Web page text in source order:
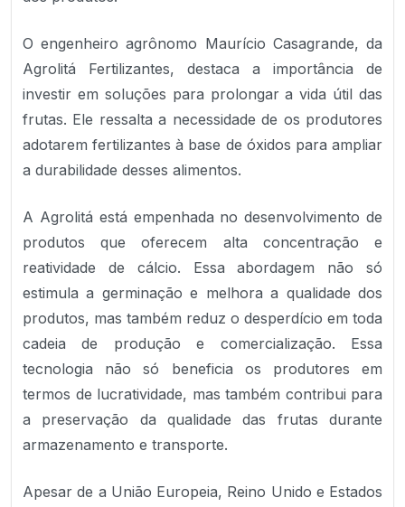
O engenheiro agrônomo Maurício Casagrande, da
Agrolitá Fertilizantes, destaca a importância de
investir em soluções para prolongar a vida útil das
frutas. Ele ressalta a necessidade de os produtores
adotarem fertilizantes à base de óxidos para ampliar
a durabilidade desses alimentos.
A Agrolitá está empenhada no desenvolvimento de
produtos que oferecem alta concentração e
reatividade de cálcio. Essa abordagem não só
estimula a germinação e melhora a qualidade dos
produtos, mas também reduz o desperdício em toda
cadeia de produção e comercialização. Essa
tecnologia não só beneficia os produtores em
termos de lucratividade, mas também contribui para
a preservação da qualidade das frutas durante
armazenamento e transporte.
Apesar de a União Europeia, Reino Unido e Estados